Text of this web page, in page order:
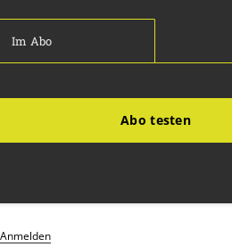
Im Abo
Abo testen
Anmelden